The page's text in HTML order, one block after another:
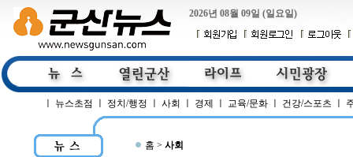
2026년 08월 09일 (일요일)
뉴스초점 정치/행정 사회 경제 교육/문화 건강/스포츠
홈 > 사회